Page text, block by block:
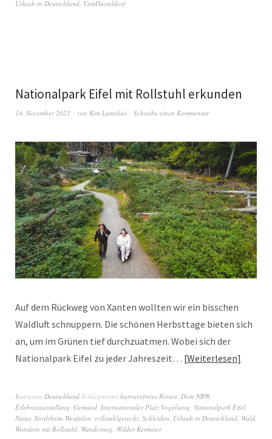
Urlaub in Deutschland, VisitDüsseldorf
Nationalpark Eifel mit Rollstuhl erkunden
14. November 2021 von Kim Lumelius Schreibe einen Kommentar
Auf dem Rückweg von Xanten wollten wir ein bisschen
Waldluft schnuppern. Die schönen Herbsttage bieten sich
an, um im Grünen tief durchzuatmen. Wobei sich der
Nationalpark Eifel zu jeder Jahreszeit… Weiterlesen
Kategorie Deutschland Schlagwörterbarrierefreies Reisen Dein NRW,
Erlebnisausstellung Gemünd Internationaler Platz Vogelsang Nationalpark Eifel
Natur, Nordrhein-Westfalen rollstuhlgerecht Schleiden Urlaub in Deutschland Wald
Wandern mit Rollstuhl Wanderweg Wilder Kermeter